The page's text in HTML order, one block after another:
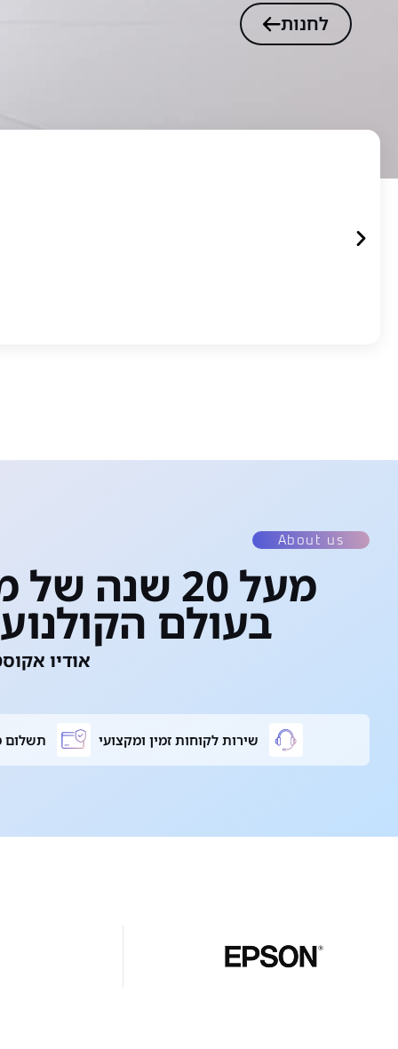
לחנות
About us
מעל 20 שנה של מצויינות
בעולם
אודיו
שירות לקוחות זמין ומקצועי תשלום